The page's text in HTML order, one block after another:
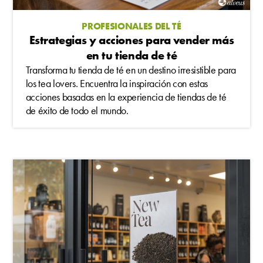
PROFESIONALES DEL TÉ
Estrategias y acciones para vender más
en tu tienda de té
Transforma tu tienda de té en un destino irresistible para
los tea lovers. Encuentra la inspiración con estas
acciones basadas en la experiencia de tiendas de té
de éxito de todo el mundo.